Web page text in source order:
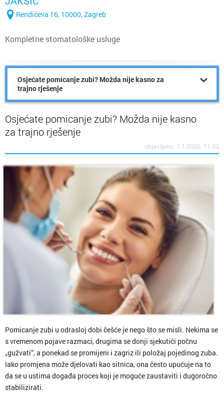
Rendićeva 16, 10000, Zagreb
Kompletne stomatološke usluge
Osjećate pomicanje zubi? Možda nije kasno za
trajno rješenje
Osjećate pomicanje zubi? Možda nije kasno
za trajno rješenje
objavljeno: 7.1.2026. 11:03
Pomicanje zubi u odrasloj dobi češće je nego što se misli. Nekima se
s vremenom pojave razmaci, drugima se donji sjekutići počnu
„gužvati”, a ponekad se promijeni i zagriz ili položaj pojedinog zuba.
Iako promjena može djelovati kao sitnica, ona često upućuje na to
da se u ustima događa proces koji je moguće zaustaviti i dugoročno
stabilizirati.